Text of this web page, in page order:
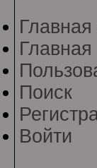
Главная
Главная
Поиск
Войти